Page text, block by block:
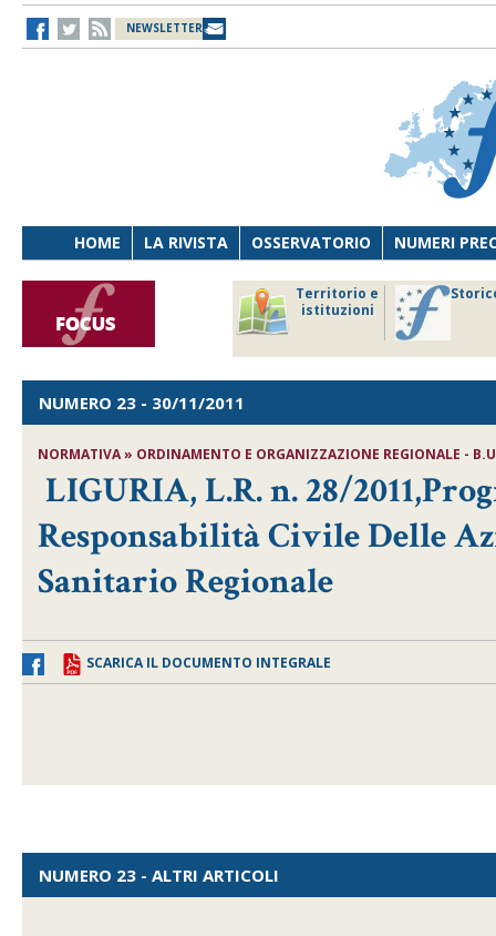
NEWSLETTER
HOME LA RIVISTA OSSERVATORIO NUMERI
Territorio e
istituzioni
NUMERO 23 - 30/11/2011
NORMATIVA » ORDINAMENTO E ORGANIZZAZIONE REGIONALE -
LIGURIA, L.R. n. 28/
Responsabilità Civile Delle
Sanitario Regionale
SCARICA IL DOCUMENTO INTEGRALE
NUMERO 23 - ALTRI ARTICOLI